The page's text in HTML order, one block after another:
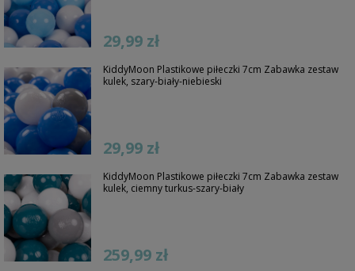
29,99 zł
KiddyMoon Plastikowe piłeczki 7cm Zabawka zestaw
kulek, szary-biały-niebieski
29,99 zł
KiddyMoon Plastikowe piłeczki 7cm Zabawka zestaw
kulek, ciemny turkus-szary-biały
259,99 zł